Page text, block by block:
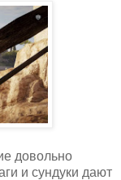
довольно
и сундуки дают